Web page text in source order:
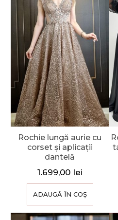
Rochie lungă aurie cu
corset și aplicații
dantelă
1.699,00 lei
ADAUGĂ ÎN COȘ